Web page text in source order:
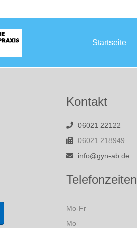
Startseite
Kontakt
06021 22122
06021 218949
info@gyn-ab.de
Telefonzeiten
Mo-Fr
Mo